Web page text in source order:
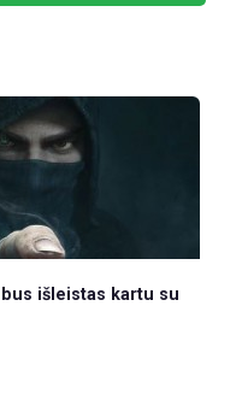
išleistas kartu su